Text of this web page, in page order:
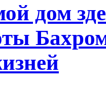
дом